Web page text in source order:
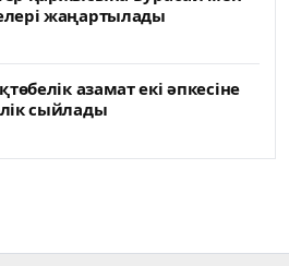
жаңартылады
азамат екі әпкесіне
сыйлады